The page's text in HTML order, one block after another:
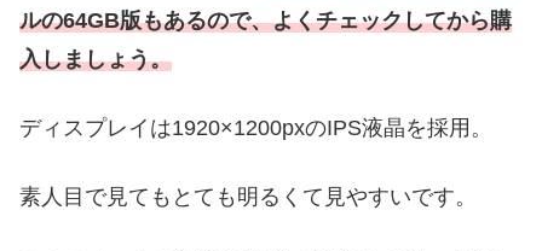
ルの64GB版もあるので、よくチェックしてから購
入しましょう。
ディスプレイは1920×1200pxのIPS液晶を採用。
素人目で見てもとても明るくて見やすいです。